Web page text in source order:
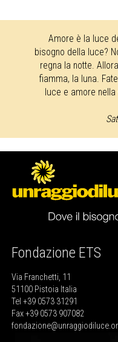
Amore è la luce
bisogno della luce?
regna la notte.
fiamma, la luna.
luce e amore
Fondazione ETS
Via Franchetti, 11
51100 Pistoia Italia
Tel +39 0573 31291
Fax +39 0573 907082